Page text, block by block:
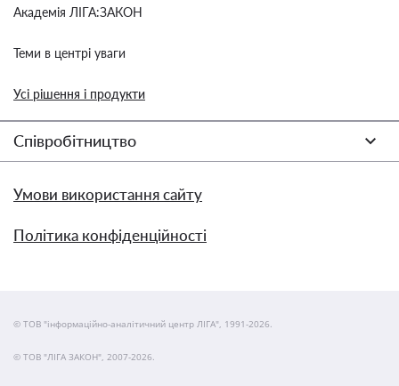
Академія ЛІГА:ЗАКОН
Теми в центрі уваги
Усі рішення і продукти
Співробітництво
Умови використання сайту
Політика конфіденційності
© ТОВ "інформаційно-аналітичний центр ЛІГА", 1991-2026.
© ТОВ "ЛІГА ЗАКОН", 2007-2026.